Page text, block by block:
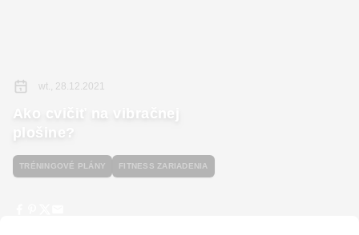
wt., 28.12.2021
Ako cvičiť na vibračnej
plošine?
TRÉNINGOVÉ PLÁNY FITNESS ZARIADENIA